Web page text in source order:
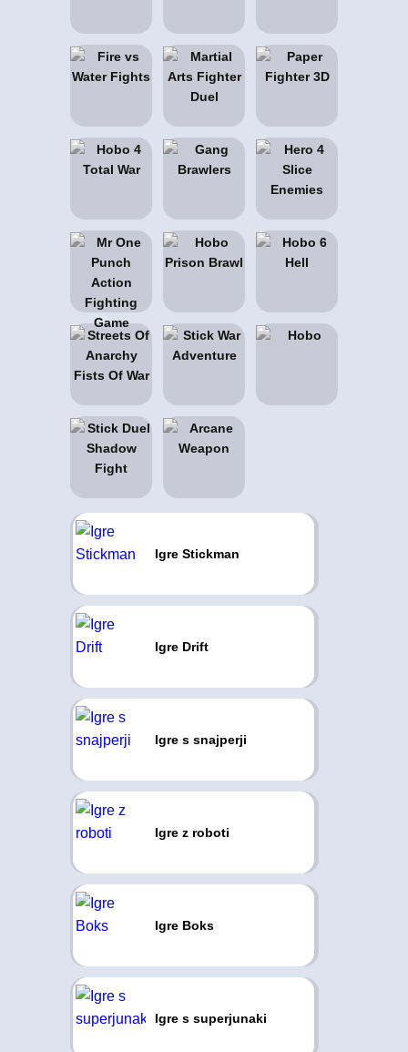
Igre Stickman
Igre Drift
Igre s snajperji
Igre z roboti
Igre Boks
Igre s superjunaki